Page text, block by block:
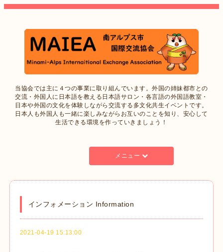
当協会では主に４つの事業に取り組んでいます。外国の姉妹都市との
交流・外国人に日本語を教える日本語サロン・各言語の外国語教室・
日本や外国の文化を体験しながら交流する多文化共生イベントです。
日本人も外国人も一緒に楽しみながらお互いのことを知り、安心して
生活できる環境を作っていきましょう！
メニュー
インフォメーション Information
2021-04-19 15:13:00